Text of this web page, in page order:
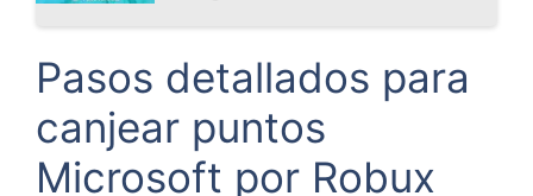
Pasos detallados para
canjear puntos
Microsoft por Robux